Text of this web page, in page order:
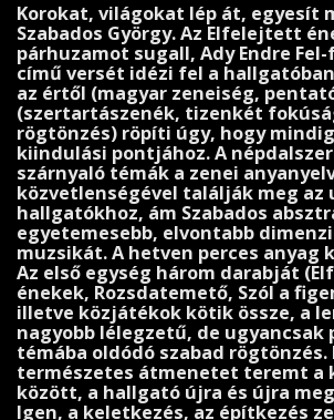
Korokat, világokat lép át, egyesít
Szabados György. Az Elfelejtett
párhuzamot sugall, Ady Endre
című versét idézi fel a
az értől (magyar zeneiség,
(szertartászenék, tizenkét
rögtönzés) röpíti úgy, hogy
kiindulási pontjához. A
szárnyaló témák a zenei
közvetlenségével találják meg az
hallgatókhoz, ám Szabados
egyetemesebb, elvontabb
muzsikát. A hetven perces anyag
Az első egység három da­rab­ját
énekek, Rozsdatemető, Szól a
illetve közjátékok kötik össze, a
nagyobb lélegzetű, de ugyancsak
témába oldódó szabad rögtönzés.
természetes átmenetet teremt a
között, a hallgató újra és újra
Igen, a keletkezés, az építkezés